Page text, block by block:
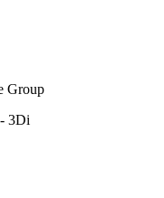
Group
3Di